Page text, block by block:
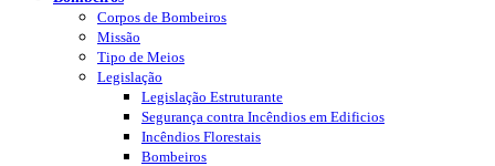
Corpos de Bombeiros
Missão
Tipo de Meios
Legislação
Legislação Estruturante
Segurança contra Incêndios em Edificios
Incêndios Florestais
Bombeiros